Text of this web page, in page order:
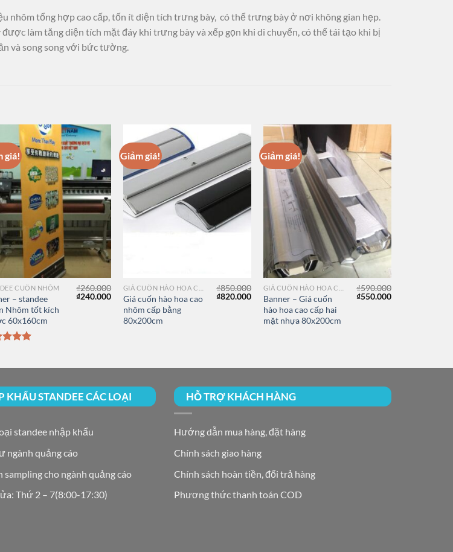
nhôm tổng hợp cao cấp, tốn ít diện tích trưng bày, có thể trưng bày ở nơi không gian hẹp.
được làm tăng diện tích mặt đáy khi trưng bày và xếp gọn khi di chuyển, có thể tái tạo khi bị
và song song với bức tường.
giá!
CUỐN NHÔM
– standee
Nhôm tốt kích
60x160cm
5 sao
₫260.000
Giá
₫240.000Giá
hiện
Giảm giá!
Giá cuốn hào hoa cao
nhôm cấp bằng
80x200cm
₫850.000
Giá
₫820.000Giá
hiện
Giảm giá!
Banner – Giá cuốn
hào hoa cao cấp hai
mặt nhựa 80x200cm
₫590.000
Giá
₫550.000Giá
KHẨU STANDEE CÁC LOẠI
standee nhập khẩu
ngành quảng cáo
sampling cho ngành quảng cáo
Thứ 2 – 7(8:00-17:30)
HỖ TRỢ KHÁCH HÀNG
Hướng dẫn mua hàng, đặt hàng
Chính sách giao hàng
Chính sách hoàn tiền, đổi trả hàng
Phương thức thanh toán COD